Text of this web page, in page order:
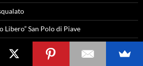
Libero” San Polo di Piave